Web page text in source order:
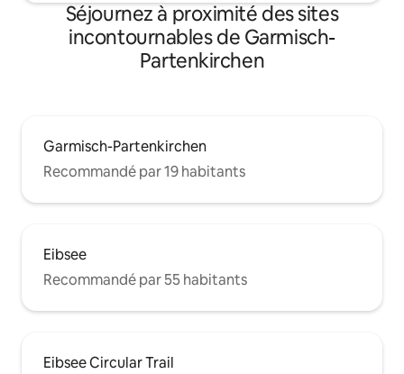
Séjournez à proximité des sites
incontournables de Garmisch-
Partenkirchen
Garmisch-Partenkirchen
Recommandé par 19 habitants
Eibsee
Recommandé par 55 habitants
Eibsee Circular Trail